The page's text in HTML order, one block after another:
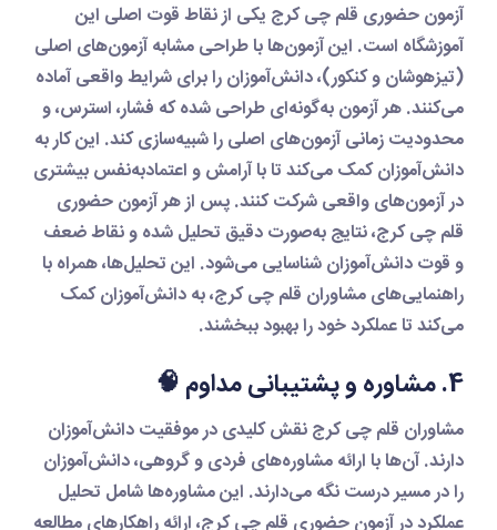
آزمون حضوری قلم چی کرجیکی از نقاط قوت اصلی این
آموزشگاه است. این آزمون‌ها با طراحی مشابه آزمون‌های اصلی
(تیزهوشان و کنکور)، دانش‌آموزان را برای شرایط واقعی آماده
می‌کنند. هر آزمون به‌گونه‌ای طراحی شده که فشار، استرس، و
محدودیت زمانی آزمون‌های اصلی را شبیه‌سازی کند. این کار به
دانش‌آموزان کمک می‌کند تا با آرامش و اعتمادبه‌نفس بیشتری
در آزمون‌های واقعی شرکت کنند. پس از هرآزمون حضوری
قلم چی کرج، نتایج به‌صورت دقیق تحلیل شده و نقاط ضعف
و قوت دانش‌آموزان شناسایی می‌شود. این تحلیل‌ها، همراه با
راهنمایی‌های مشاورانقلم چی کرج، به دانش‌آموزان کمک
می‌کند تا عملکرد خود را بهبود ببخشند.
مشاورانقلم چی کرجنقش کلیدی در موفقیت دانش‌آموزان
دارند. آن‌ها با ارائه مشاوره‌های فردی و گروهی، دانش‌آموزان
را در مسیر درست نگه می‌دارند. این مشاوره‌ها شامل تحلیل
عملکرد درآزمون حضوری قلم چی کرج، ارائه راهکارهای مطالعه